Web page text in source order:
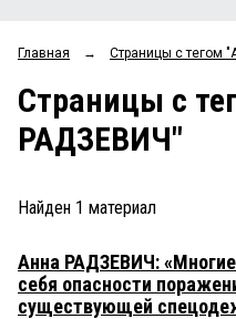
ОБЩЕСТВО
ЗАКОН
НОВОСТИ КОМПАНИЙ
ПРОИСШЕСТВИЯ
СТИЛЬ ЖИЗНИ
Главная → Страницы c тегом
Страницы c
РАДЗЕВИЧ"
Найден 1 материал
Анна РАДЗЕВИЧ:
себя опасности
существующей